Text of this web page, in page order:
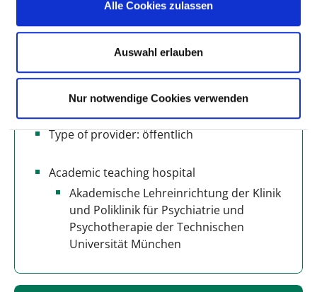
Alle Cookies zulassen
Auswahl erlauben
Nur notwendige Cookies verwenden
Number of partial inpatient cases: 217
Number of outpatient cases: 4.129
Hospital owners: kbo-Lech-Mangfall-Kliniken
gemeinnützige GmbH
Type of provider: öffentlich
Academic teaching hospital
Akademische Lehreinrichtung der Klinik
und Poliklinik für Psychiatrie und
Psychotherapie der Technischen
Universität München